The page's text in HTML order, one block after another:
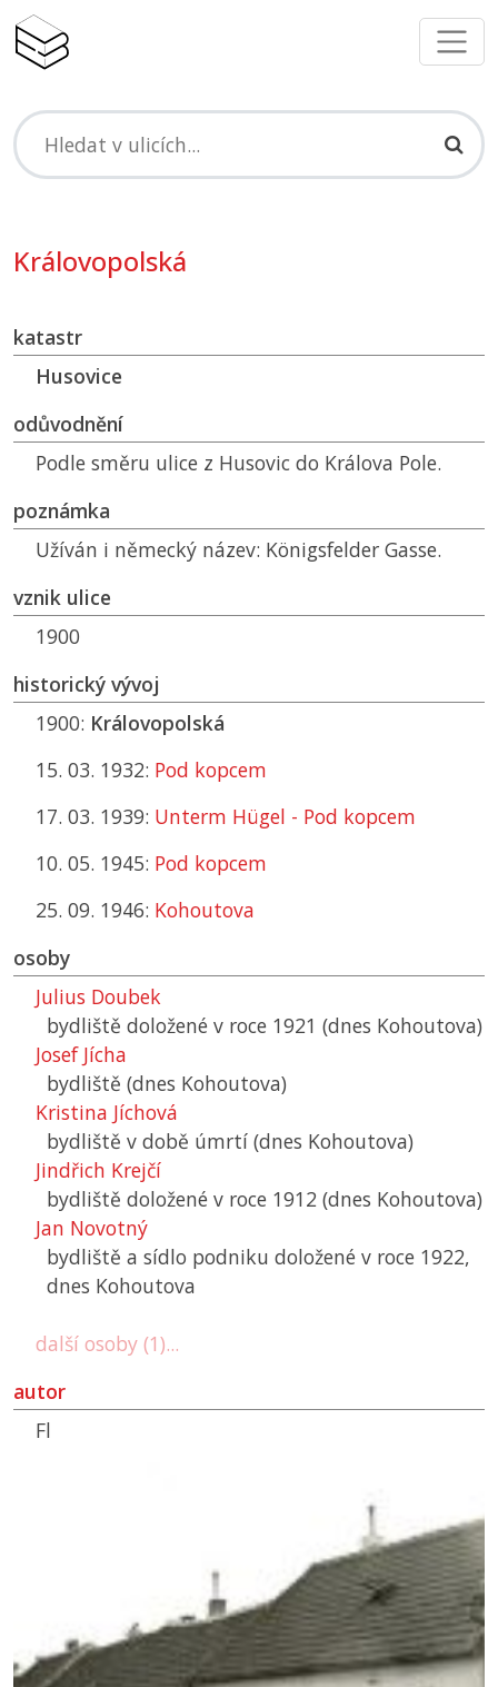
Královopolská
katastr
Husovice
odůvodnění
Podle směru ulice z Husovic do Králova Pole.
poznámka
Užíván i německý název: Königsfelder Gasse.
vznik ulice
1900
historický vývoj
1900: Královopolská
15. 03. 1932: Pod kopcem
17. 03. 1939: Unterm Hügel - Pod kopcem
10. 05. 1945: Pod kopcem
25. 09. 1946: Kohoutova
osoby
Julius Doubek
bydliště doložené v roce 1921 (dnes Kohoutova)
Josef Jícha
bydliště (dnes Kohoutova)
Kristina Jíchová
bydliště v době úmrtí (dnes Kohoutova)
Jindřich Krejčí
bydliště doložené v roce 1912 (dnes Kohoutova)
Jan Novotný
bydliště a sídlo podniku doložené v roce 1922,
dnes Kohoutova
další osoby (1)...
autor
Fl